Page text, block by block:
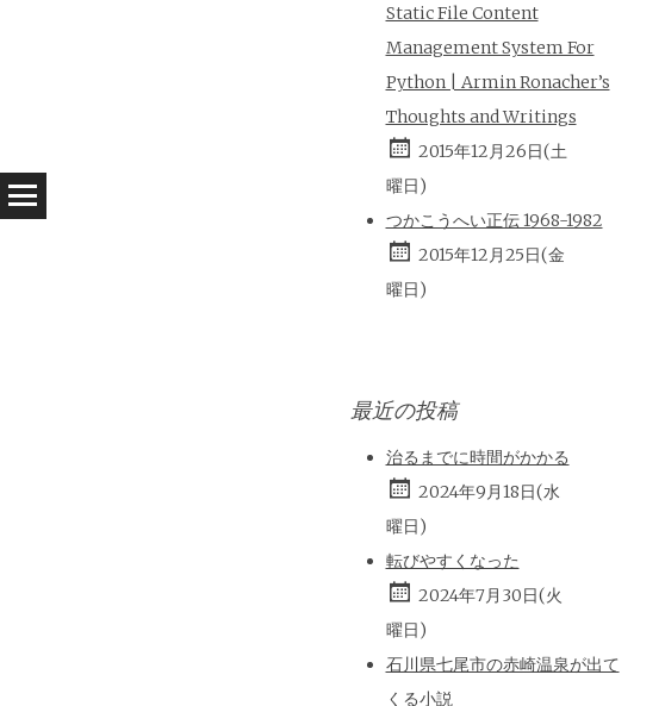
Static File Content
Management System For
Python | Armin Ronacher’s
Thoughts and Writings
2015年12月26日(土
曜日)
つかこうへい正伝 1968-1982
2015年12月25日(金
曜日)
最近の投稿
治るまでに時間がかかる
2024年9月18日(水
曜日)
転びやすくなった
2024年7月30日(火
曜日)
石川県七尾市の赤崎温泉が出て
くる小説